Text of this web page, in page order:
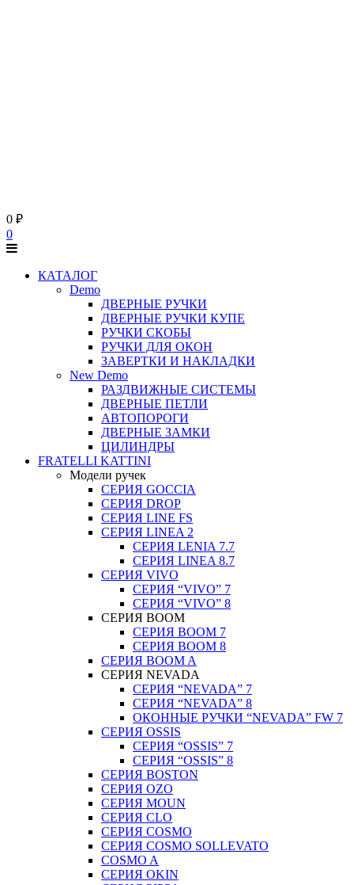
0 ₽
0
КАТАЛОГ
Demo
ДВЕРНЫЕ РУЧКИ
ДВЕРНЫЕ РУЧКИ КУПЕ
РУЧКИ СКОБЫ
РУЧКИ ДЛЯ ОКОН
ЗАВЕРТКИ И НАКЛАДКИ
New Demo
РАЗДВИЖНЫЕ СИСТЕМЫ
ДВЕРНЫЕ ПЕТЛИ
АВТОПОРОГИ
ДВЕРНЫЕ ЗАМКИ
ЦИЛИНДРЫ
FRATELLI KATTINI
Модели ручек
СЕРИЯ GOCCIA
СЕРИЯ DROP
СЕРИЯ LINE FS
СЕРИЯ LINEA 2
СЕРИЯ LENIA 7.7
СЕРИЯ LINEA 8.7
СЕРИЯ VIVO
СЕРИЯ “VIVO” 7
СЕРИЯ “VIVO” 8
СЕРИЯ ВOOM
СЕРИЯ ВOOM 7
СЕРИЯ ВOOM 8
СЕРИЯ ВOOM A
СЕРИЯ NEVADA
СЕРИЯ “NEVADA” 7
СЕРИЯ “NEVADA” 8
ОКОННЫЕ РУЧКИ “NEVADA” FW 7
СЕРИЯ OSSIS
СЕРИЯ “OSSIS” 7
СЕРИЯ “OSSIS” 8
СЕРИЯ ВOSTON
CЕРИЯ OZO
СЕРИЯ MOUN
СЕРИЯ CLO
СЕРИЯ COSMO
СЕРИЯ COSMO SOLLEVATO
COSMO A
СЕРИЯ OKIN